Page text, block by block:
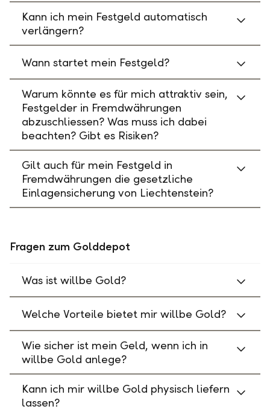
Kann ich mein Festgeld automatisch
verlängern?
Wann startet mein Festgeld?
Warum könnte es für mich attraktiv sein,
Festgelder in Fremdwährungen
abzuschliessen? Was muss ich dabei
beachten? Gibt es Risiken?
Gilt auch für mein Festgeld in
Fremdwährungen die gesetzliche
Einlagensicherung von Liechtenstein?
Fragen zum Golddepot
Was ist willbe Gold?
Welche Vorteile bietet mir willbe Gold?
Wie sicher ist mein Geld, wenn ich in
willbe Gold anlege?
Kann ich mir willbe Gold physisch liefern
lassen?